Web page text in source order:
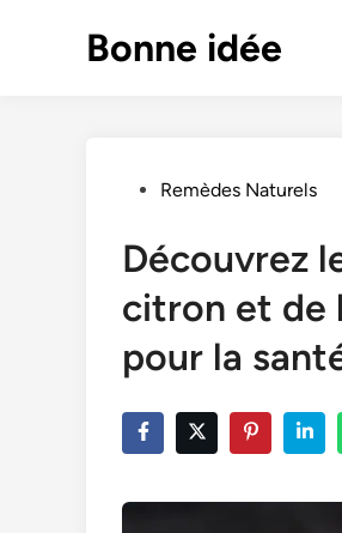
Bonne idée
PostedRemèdes Naturels
Découvrez
citron et de
pour la